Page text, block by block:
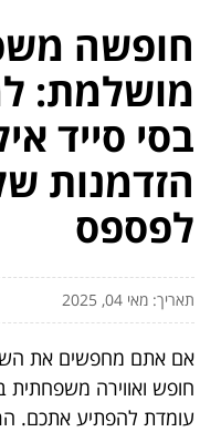
חופשה
מושלמת:
בסי סייד
הזדמנות
לפספס
תאריך: מאי 04, 2025
אם אתם מחפשים את
חופש ואווירה משפחתית
עומדת להפתיע אתכם.